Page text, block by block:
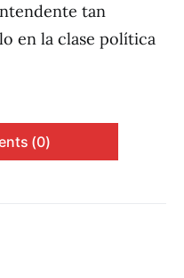
tan
en la clase política
(0)